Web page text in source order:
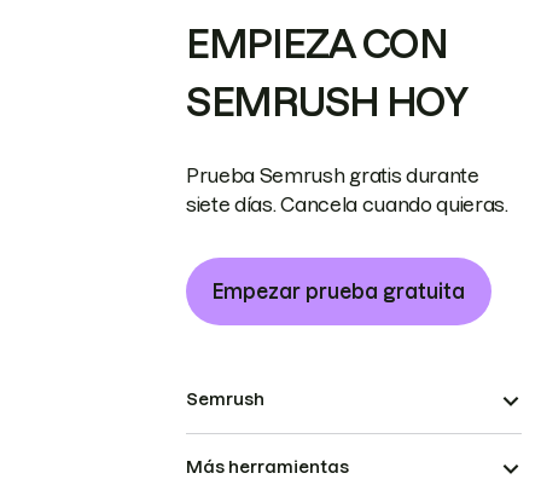
EMPIEZA CON
SEMRUSH HOY
Prueba Semrush gratis durante
siete días. Cancela cuando quieras.
Empezar prueba gratuita
Semrush
Más herramientas